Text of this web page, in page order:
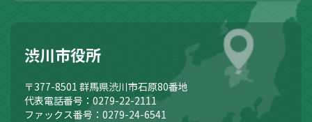
渋川市役所
〒377-8501 群馬県渋川市石原80番地
代表電話番号：0279-22-2111
ファックス番号：0279-24-6541